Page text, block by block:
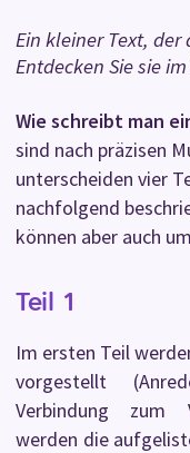
Ein kleiner Text,
Entdecken Sie sie
Wie schreibt man
sind nach präzisen
unterscheiden vier
nachfolgend
können aber auch
Teil 1
Im ersten Teil
vorgestellt
Verbindung zum
werden die